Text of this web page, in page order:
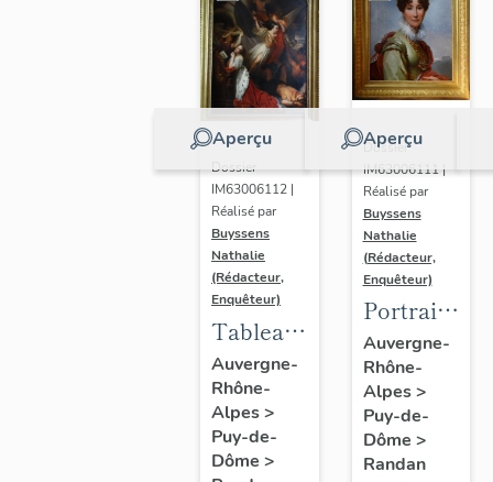
Aperçu
Dossier
IM63006112 |
Réalisé par
Buyssens
Nathalie
(Rédacteur,
Enquêteur)
Tableau
d'Eugène
Romain
Van
Maldeghem
Auvergne-
Rhône-
Alpes>
Puy-de-
Dôme >
Aperçu
Dossier
IM63006111 |
Réalisé par
Buyssens
Nathalie
(Rédacteur,
Enquêteur)
Portrait
d'Adélaïde
d'Orléans,
d'après
François
Gérard
Auvergne-
Rhône-
Alpes>
Puy-de-
Dôme >
Randan